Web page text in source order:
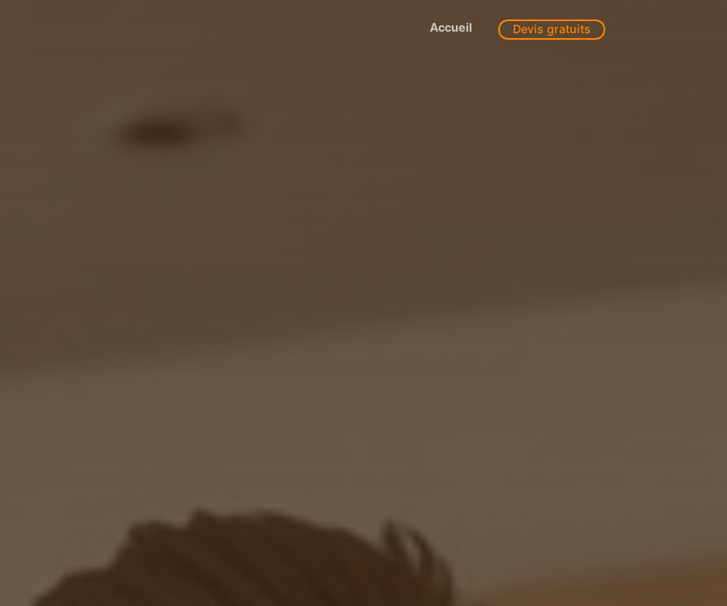
Accueil Devis gratuits